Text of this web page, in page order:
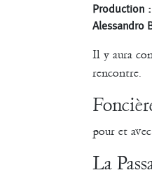
Production
Alessandro
Il y aura
rencontre.
pour et
La